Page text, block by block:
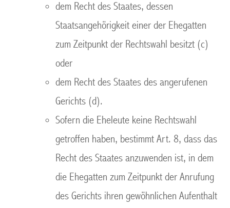
dem Recht des Staates, dessen
Staatsangehörigkeit einer der Ehegatten
zum Zeitpunkt der Rechtswahl besitzt (c)
oder
dem Recht des Staates des angerufenen
Gerichts (d).
Sofern die Eheleute keine Rechtswahl
getroffen haben, bestimmt Art. 8, dass das
Recht des Staates anzuwenden ist, in dem
die Ehegatten zum Zeitpunkt der Anrufung
des Gerichts ihren gewöhnlichen Aufenthalt